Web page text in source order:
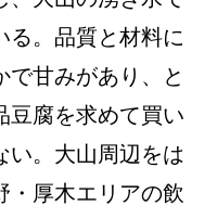
る。品質と材料に
で甘みがあり、と
豆腐を求めて買い
い。大山周辺をは
・厚木エリアの飲